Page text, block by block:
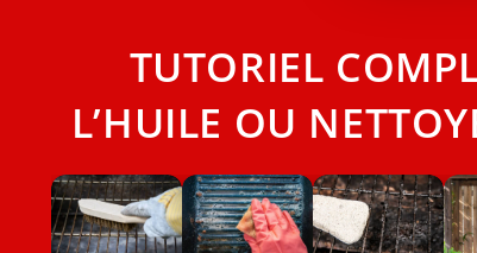
TUTORIEL
L’HUILE OU